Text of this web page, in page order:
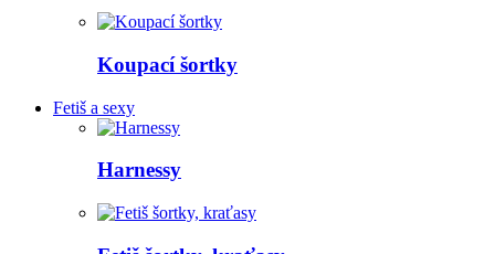
Koupací šortky
Fetiš a sexy
Harnessy